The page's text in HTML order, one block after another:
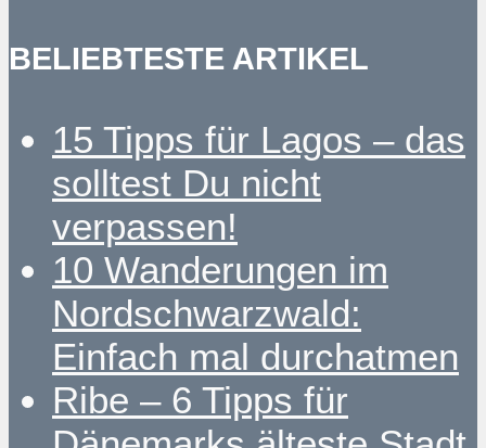
BELIEBTESTE ARTIKEL
15 Tipps für Lagos – das
solltest Du nicht
verpassen!
10 Wanderungen im
Nordschwarzwald:
Einfach mal durchatmen
Ribe – 6 Tipps für